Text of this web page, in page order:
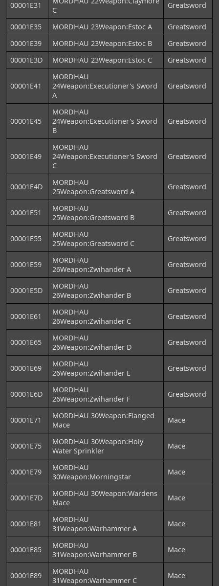
00001E31
C
Greatsword
00001E35 MORDHAU 23Weapon:Estoc A
Greatsword
00001E39
MORDHAU 23Weapon:Estoc B
Greatsword
00001E3D
MORDHAU 23Weapon:Estoc C Greatsword
00001E41
MORDHAU
24Weapon:Executioner's Sword
A
Greatsword
00001E45
MORDHAU
24Weapon:Executioner's Sword
B
Greatsword
00001E49
MORDHAU
24Weapon:Executioner's Sword
C
Greatsword
00001E4D
MORDHAU
25Weapon:Greatsword A
Greatsword
00001E51
MORDHAU
25Weapon:Greatsword B
Greatsword
00001E55
MORDHAU
25Weapon:Greatsword C
Greatsword
00001E59
MORDHAU
26Weapon:Zwihander A
Greatsword
00001E5D
MORDHAU
26Weapon:Zwihander B
Greatsword
00001E61
MORDHAU
26Weapon:Zwihander C
Greatsword
00001E65
MORDHAU
26Weapon:Zwihander D
Greatsword
00001E69
MORDHAU
26Weapon:Zwihander E
Greatsword
00001E6D
MORDHAU
26Weapon:Zwihander F
Greatsword
00001E71
MORDHAU 30Weapon:Flanged
Mace
Mace
00001E75
MORDHAU 30Weapon:Holy
Water Sprinkler
Mace
00001E79
MORDHAU
30Weapon:Morningstar
Mace
00001E7D
MORDHAU 30Weapon:Wardens
Mace
Mace
00001E81
MORDHAU
31Weapon:Warhammer A
Mace
00001E85
MORDHAU
31Weapon:Warhammer B
Mace
00001E89
MORDHAU
31Weapon:Warhammer C
Mace